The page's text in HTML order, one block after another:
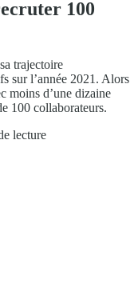
100
trajectoire
sur l’année 2021. Alors
moins d’une dizaine
100 collaborateurs.
lecture